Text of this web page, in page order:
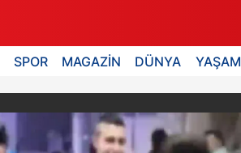
SPOR MAGAZİN DÜNYA YAŞAM